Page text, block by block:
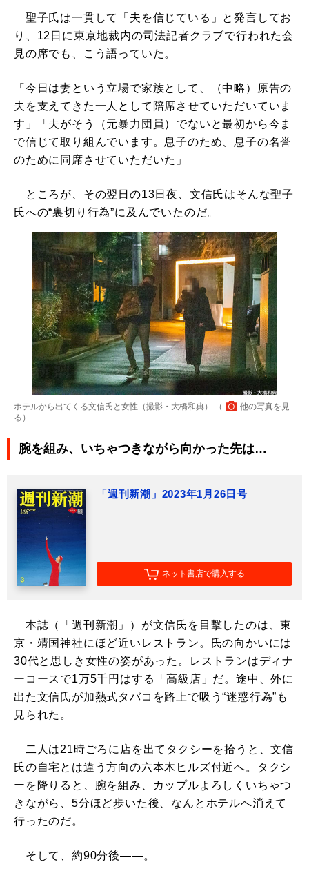
聖子氏は一貫して「夫を信じている」と発言してお
り、12日に東京地裁内の司法記者クラブで行われた会
見の席でも、こう語っていた。
「今日は妻という立場で家族として、（中略）原告の
夫を支えてきた一人として陪席させていただいていま
す」「夫がそう（元暴力団員）でないと最初から今ま
で信じて取り組んでいます。息子のため、息子の名誉
のために同席させていただいた」
ところが、その翌日の13日夜、文信氏はそんな聖子
氏への“裏切り行為”に及んでいたのだ。
ホテルから出てくる文信氏と女性（撮影・大橋和典） （
他の写真を見
る ）
腕を組み、いちゃつきながら向かった先は…
「週刊新潮」2023年1月26日号
ネット書店で購入する
本誌（「週刊新潮」）が文信氏を目撃したのは、東
京・靖国神社にほど近いレストラン。氏の向かいには
30代と思しき女性の姿があった。レストランはディナ
ーコースで1万5千円はする「高級店」だ。途中、外に
出た文信氏が加熱式タバコを路上で吸う“迷惑行為”も
見られた。
二人は21時ごろに店を出てタクシーを拾うと、文信
氏の自宅とは違う方向の六本木ヒルズ付近へ。タクシ
ーを降りると、腕を組み、カップルよろしくいちゃつ
きながら、5分ほど歩いた後、なんとホテルへ消えて
行ったのだ。
そして、約90分後――。